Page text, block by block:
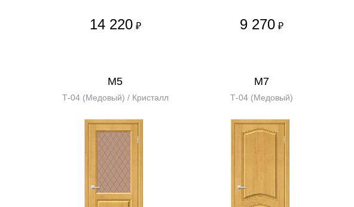
14 220 ₽ 9 270 ₽
М5
Т-04 (Медовый) / Кристалл
М7
Т-04 (Медовый)